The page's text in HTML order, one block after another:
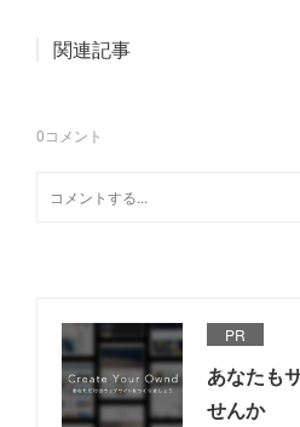
関連記事
0コメント
PR
あなたも
せんか